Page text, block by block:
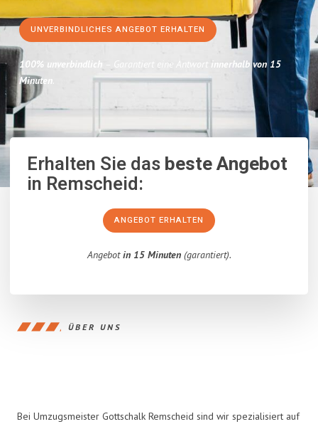
UNVERBINDLICHES ANGEBOT ERHALTEN
100% unverbindlich – Garantiert eine Antwort innerhalb von 15
Minuten.
Erhalten Sie dasbeste Angebot
in Remscheid:
ANGEBOT ERHALTEN
Angebotin 15 Minuten(garantiert).
ÜBER UNS
Bei Umzugsmeister Gottschalk Remscheid sind wir spezialisiert auf